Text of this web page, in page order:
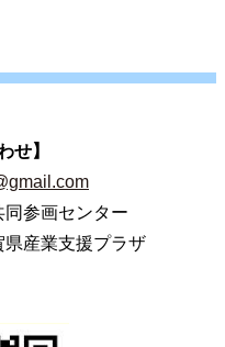
せ】
参画センター
産業支援プラザ